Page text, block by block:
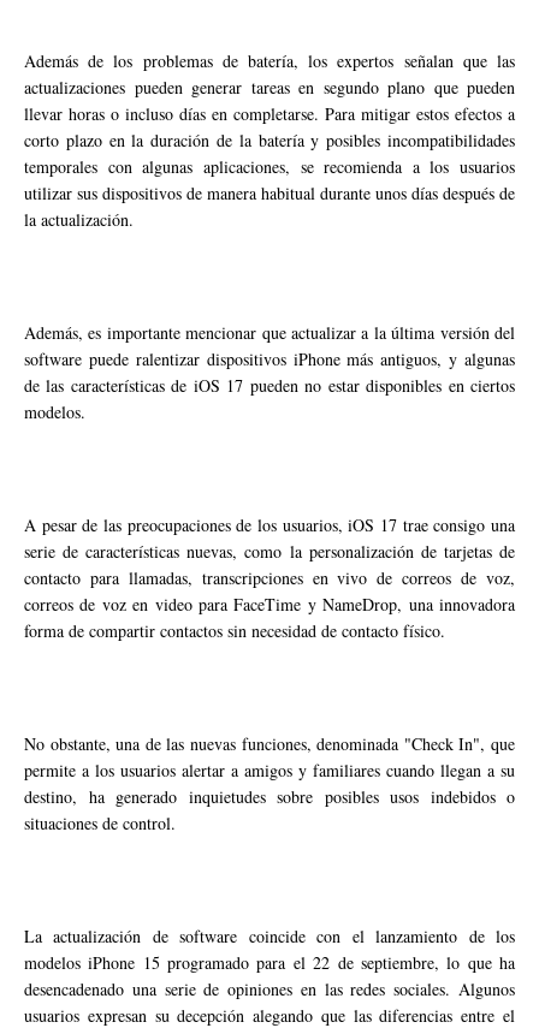
Además de los problemas de batería, los expertos señalan que las
actualizaciones pueden generar tareas en segundo plano que pueden
llevar horas o incluso días en completarse. Para mitigar estos efectos a
corto plazo en la duración de la batería y posibles incompatibilidades
temporales con algunas aplicaciones, se recomienda a los usuarios
utilizar sus dispositivos de manera habitual durante unos días después de
la actualización.
Además, es importante mencionar que actualizar a la última versión del
software puede ralentizar dispositivos iPhone más antiguos, y algunas
de las características de iOS 17 pueden no estar disponibles en ciertos
modelos.
A pesar de las preocupaciones de los usuarios, iOS 17 trae consigo una
serie de características nuevas, como la personalización de tarjetas de
contacto para llamadas, transcripciones en vivo de correos de voz,
correos de voz en video para FaceTime y NameDrop, una innovadora
forma de compartir contactos sin necesidad de contacto físico.
No obstante, una de las nuevas funciones, denominada "Check In", que
permite a los usuarios alertar a amigos y familiares cuando llegan a su
destino, ha generado inquietudes sobre posibles usos indebidos o
situaciones de control.
La actualización de software coincide con el lanzamiento de los
modelos iPhone 15 programado para el 22 de septiembre, lo que ha
desencadenado una serie de opiniones en las redes sociales. Algunos
usuarios expresan su decepción alegando que las diferencias entre el